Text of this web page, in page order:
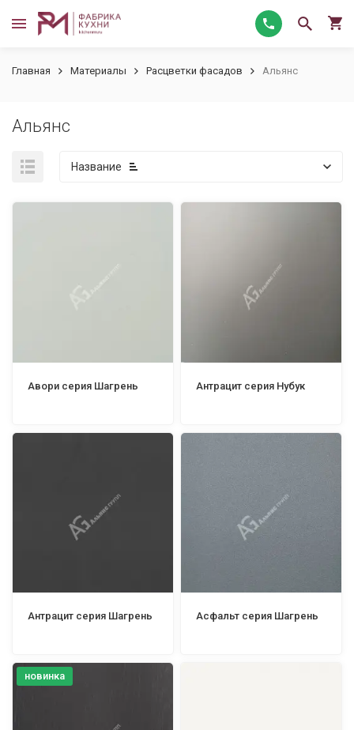
Главная Материалы Расцветки фасадов Альянс
Альянс
Название
Авори серия Шагрень Антрацит серия Нубук
Антрацит серия Шагрень Асфальт серия Шагрень
новинка